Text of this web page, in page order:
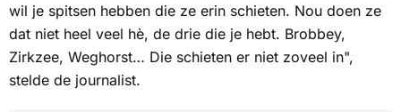
wil je spitsen hebben die ze erin schieten. Nou doen ze
dat niet heel veel hè, de drie die je hebt. Brobbey,
Zirkzee, Weghorst… Die schieten er niet zoveel in",
stelde de journalist.